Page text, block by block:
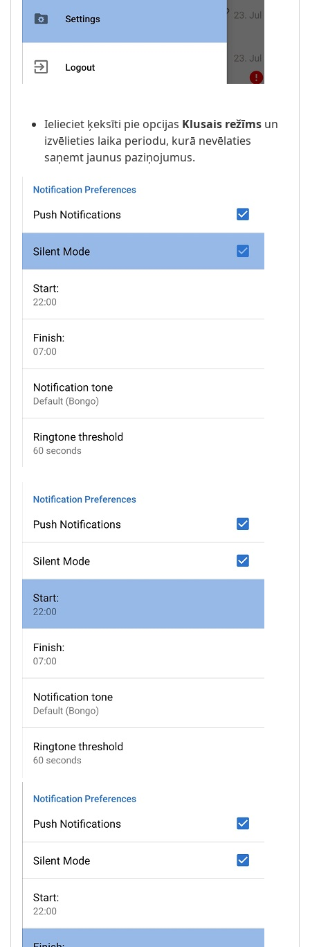
Ielieciet ķeksīti pie opcijas Klusais režīms un
izvēlieties laika periodu, kurā nevēlaties
saņemt jaunus paziņojumus.